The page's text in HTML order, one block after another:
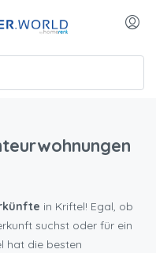
in Kriftel! Egal, ob
suchst oder für ein
hat die besten